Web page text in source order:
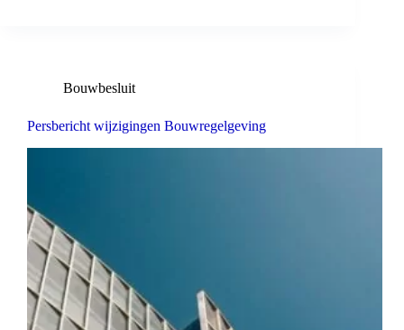
Bouwbesluit
Persbericht wijzigingen Bouwregelgeving